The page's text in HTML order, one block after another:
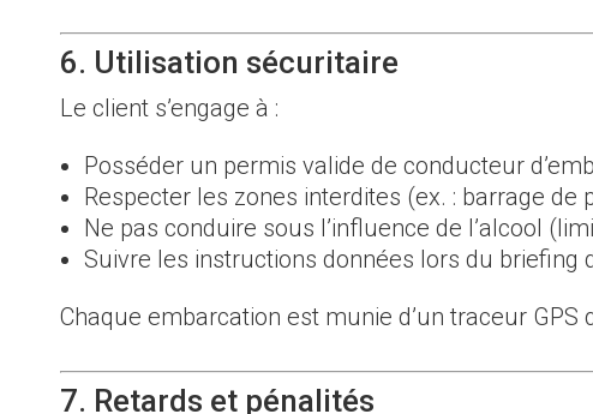
6. Utilisation sécuritaire
Le client s’engage à :
Posséder un permis valide de conducteur
Respecter les zones interdites (ex. : barrage de
Ne pas conduire sous l’influence de l’alcool
Suivre les instructions données lors du briefing
Chaque embarcation est munie d’un traceur
7. Retards et pénalités